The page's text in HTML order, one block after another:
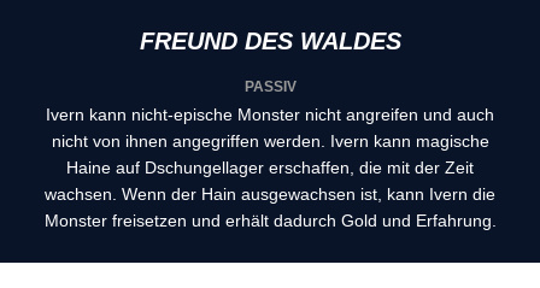
FREUND DES WALDES
PASSIV
Ivern kann nicht-epische Monster nicht angreifen und auch
nicht von ihnen angegriffen werden. Ivern kann magische
Haine auf Dschungellager erschaffen, die mit der Zeit
wachsen. Wenn der Hain ausgewachsen ist, kann Ivern die
Monster freisetzen und erhält dadurch Gold und Erfahrung.